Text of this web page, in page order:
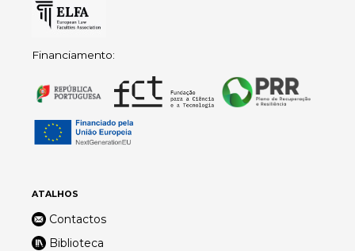
Financiamento:
ATALHOS
Contactos
Biblioteca